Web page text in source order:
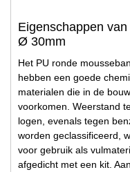
Eigenschappen
Ø 30mm
Het PU ronde
hebben een goede
materialen die in de
voorkomen. Weerstand
logen, evenals tegen
worden geclassificeerd,
voor gebruik als
afgedicht met een kit.